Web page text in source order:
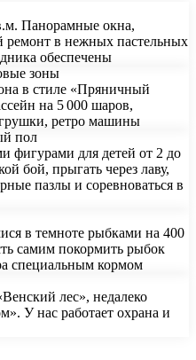
Панорамные окна,
ремонт в нежных пастельных
обеспечены
зоны
в стиле «Пряничный
на 5 000 шаров,
ретро машины
пол
фигурами для детей от 2 до
бой, прыгать через лаву,
пазлы и соревноваться в
в темноте рыбками на 400
самим покормить рыбок
специальным кормом
лес», недалеко
У нас работает охрана и